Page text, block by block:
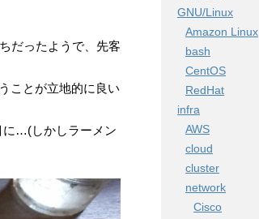
だったようで、先客
ことが立地的に良い
に…(しかしラーメン
GNU/Linux
Amazon Linux
bash
CentOS
RedHat
infra
AWS
cloud
cluster
network
Cisco